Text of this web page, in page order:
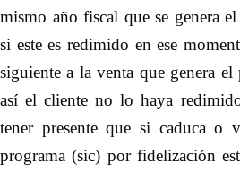
mismo año fiscal que se genera
si este es redimido en ese
siguiente a la venta que genera
así el cliente no lo haya
tener presente que si caduca o
programa (sic) por fidelización